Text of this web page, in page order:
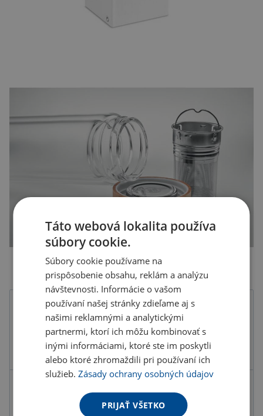
Farba
Táto webová lokalita používa
súbory cookie.
Súbory cookie používame na
prispôsobenie obsahu, reklám a analýzu
návštevnosti. Informácie o vašom
používaní našej stránky zdieľame aj s
našimi reklamnými a analytickými
partnermi, ktorí ich môžu kombinovať s
inými informáciami, ktoré ste im poskytli
alebo ktoré zhromaždili pri používaní ich
služieb.Zásady ochrany osobných údajov
PRIJAŤ VŠETKO